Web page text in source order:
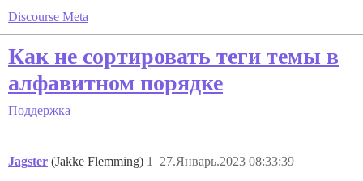
Discourse Meta
Как не сортировать теги темы в
алфавитном порядке
Поддержка
Jagster (Jakke Flemming) 27.Январь.2023 08:33:39
1